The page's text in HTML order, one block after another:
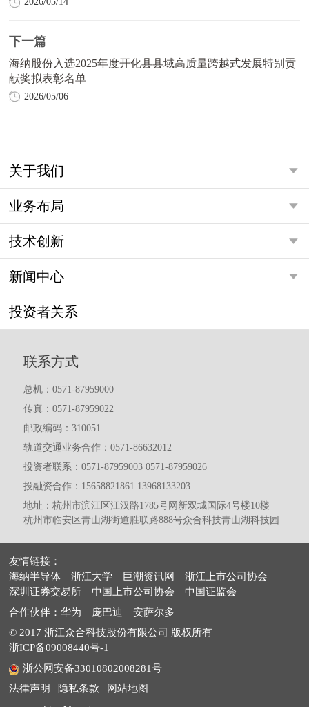
下一篇
海纳股份入选2025年度开化县县域高质量跨越式发展特别贡
献奖拟表彰名单
2026/05/06
关于我们
业务布局
技术创新
新闻中心
投资者关系
联系方式
总机：0571-87959000
传真：0571-87959022
邮政编码：310051
轨道交通业务合作：0571-86632012
投资者联系：0571-87959003 0571-87959026
投融资合作：15658821861 13968133203
地址：杭州市滨江区江汉路1785号网新双城国际4号楼10楼
杭州市临安区青山湖街道胜联路888号众合科技青山湖科技园
友情链接：
海纳半导体
浙江大学 巨潮资讯网
浙江上市公司协会
深圳证券交易所
中国上市公司协会
中国证监会
合作伙伴：华为 庞巴迪
安萨尔多
© 2017 浙江众合科技股份有限公司 版权所有
浙ICP备09008440号-1
浙公网安备33010802008281号
法律声明 | 隐私条款 | 网站地图